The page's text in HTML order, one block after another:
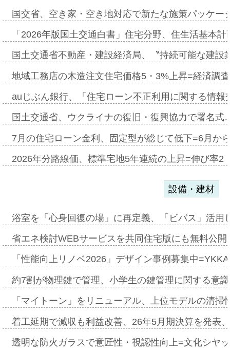
国交省、空き家・空き地対応で新たな施策パッケ
「2026年版国土交通白書」住宅分野、住生活基本
国土交通省不動産・建設経済局、〝持続可能な建
地域工務店の木造注文住宅価格5・3%上昇=経済調
auじぶん銀行、「住宅ローン不正利用に関する情
国土交通省、ウクライナの復旧・復興協力で署名
7月の住宅ローン金利、固定型が総じて低下=6月か
2026年分路線価、標準宅地5年連続の上昇=伸び率
設備・建材
浴室を「心身回復の場」に再定義、「ビバス」活
省エネ検討WEBサービスを共同住宅版にも無料公
「性能向上リノベ2026」デザイン事例募集中
約7割が物理鍵で管理、小学生の鍵管理に関する意
「マイトーン」をリニューアル、上位モデルの清
着工延期で減収も利益改善、26年5月期決算を発表
透明な防火ガラスで意匠性・視認性向上=文化シヤ